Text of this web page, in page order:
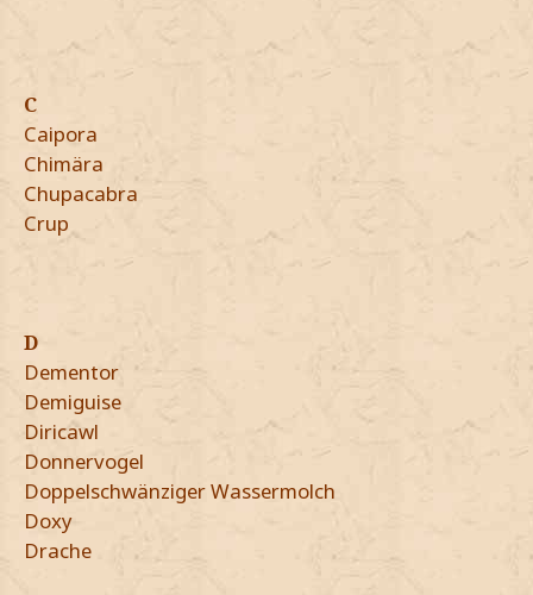
C
Caipora
Chimära
Chupacabra
Crup
D
Dementor
Demiguise
Diricawl
Donnervogel
Doppelschwänziger Wassermolch
Doxy
Drache